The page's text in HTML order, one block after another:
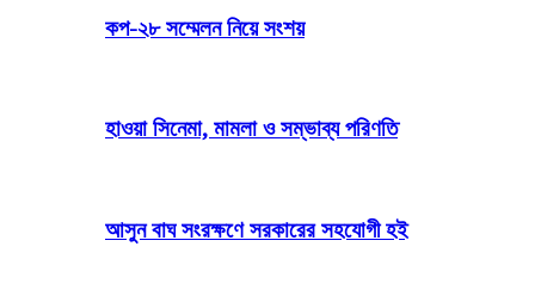
কপ-২৮ সম্মেলন নিয়ে সংশয়
হাওয়া সিনেমা, মামলা ও সম্ভাব্য পরিণতি
আসুন বাঘ সংরক্ষণে সরকারের সহযোগী হই